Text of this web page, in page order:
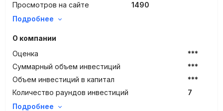
Просмотров на сайте
1490
Подробнее
О компании
Оценка
***
Суммарный объем инвестиций
***
Объем инвестиций в капитал
***
Количество раундов инвестиций
7
Подробнее